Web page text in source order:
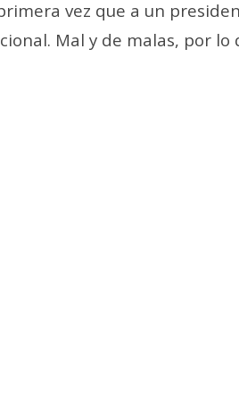
vez que a un
Mal y de malas, por lo